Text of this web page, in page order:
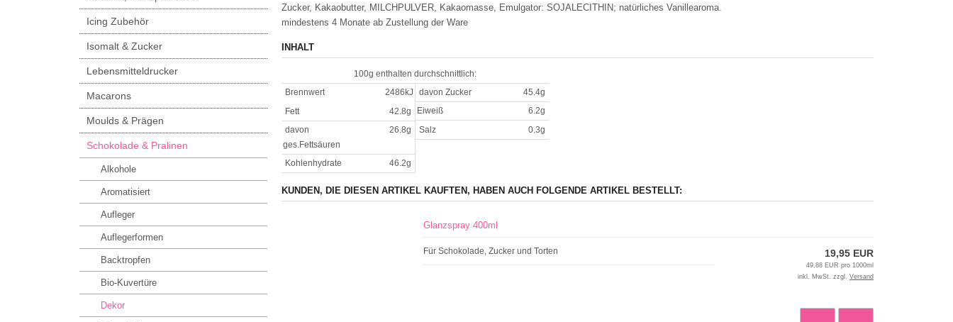
Zucker, Kakaobutter, MILCHPULVER, Kakaomasse, Emulgator: SOJALECITHIN; natürliches Vanillearoma.
mindestens 4 Monate ab Zustellung der Ware
INHALT
100g enthalten durchschnittlich:
Brennwert
2486kJ davon Zucker
45.4g
Fett
42.8g Eiweiß
6.2g
davon
ges.Fettsäuren
26.8g Salz 0.3g
Kohlenhydrate 46.2g
KUNDEN, DIE DIESEN ARTIKEL KAUFTEN, HABEN AUCH FOLGENDE ARTIKEL BESTELLT:
Glanzspray 400ml
Für Schokolade, Zucker und Torten 19,95 EUR
49,88 EUR pro 1000ml
inkl. MwSt. zzgl. Versand
Icing Zubehör
Isomalt & Zucker
Lebensmitteldrucker
Macarons
Moulds & Prägen
Schokolade & Pralinen
Alkohole
Aromatisiert
Aufleger
Auflegerformen
Backtropfen
Bio-Kuvertüre
Dekor